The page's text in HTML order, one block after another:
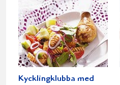
Kycklingklubba med